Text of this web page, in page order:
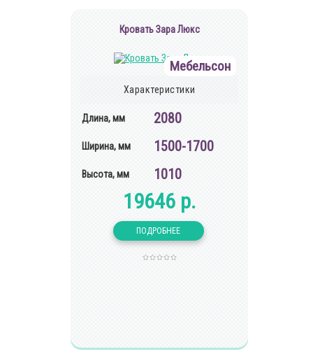
Кровать Зара Люкс
Мебельсон
Характеристики
Длина, мм 2080
Ширина, мм 1500-1700
Высота, мм 1010
19646 р.